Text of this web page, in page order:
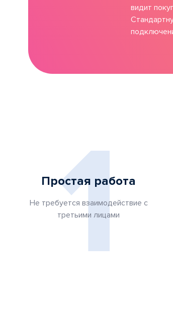
видит
1
Простая работа
Не требуется взаимодействие с
третьими лицами